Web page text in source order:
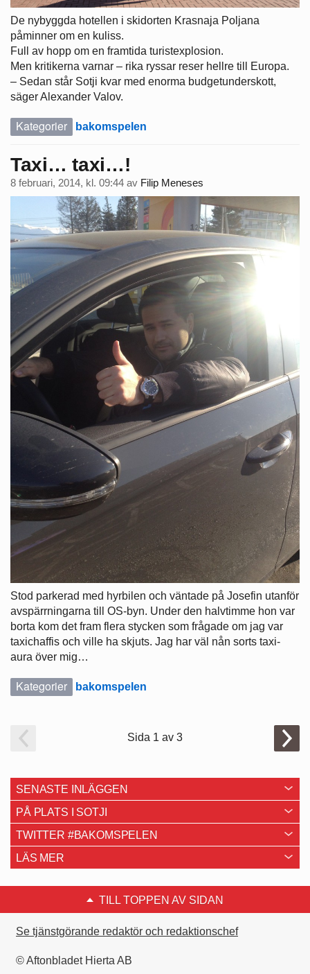
De nybyggda hotellen i skidorten Krasnaja Poljana
påminner om en kuliss.
Full av hopp om en framtida turistexplosion.
Men kritikerna varnar – rika ryssar reser hellre till Europa.
– Sedan står Sotji kvar med enorma budgetunderskott,
säger Alexander Valov.
Kategorier bakomspelen
Taxi… taxi…!
8 februari, 2014, kl. 09:44 av Filip Meneses
Stod parkerad med hyrbilen och väntade på Josefin utanför
avspärrningarna till OS-byn. Under den halvtimme hon var
borta kom det fram flera stycken som frågade om jag var
taxichaffis och ville ha skjuts. Jag har väl nån sorts taxi-
aura över mig…
Kategorier bakomspelen
Sida 1 av 3
SENASTE INLÄGGEN
PÅ PLATS I SOTJI
TWITTER #BAKOMSPELEN
LÄS MER
TILL TOPPEN AV SIDAN
Se tjänstgörande redaktör och redaktionschef
© Aftonbladet Hierta AB